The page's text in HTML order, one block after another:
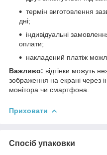
термін виготовлення
дні;
індивідуальні
оплати;
накладений платіж
Важливо: відтінки можуть
зображення на екрані через
монітора чи смартфона.
Приховати
Спосіб упаковки